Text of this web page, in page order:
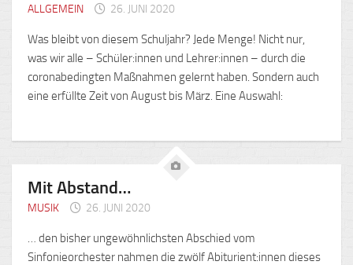
ALLGEMEIN 26. JUNI 2020
Was bleibt von diesem Schuljahr? Jede Menge! Nicht nur,
was wir alle – Schüler:innen und Lehrer:innen – durch die
coronabedingten Maßnahmen gelernt haben. Sondern auch
eine erfüllte Zeit von August bis März. Eine Auswahl:
Mit Abstand…
MUSIK 26. JUNI 2020
… den bisher ungewöhnlichsten Abschied vom
Sinfonieorchester nahmen die zwölf Abiturient:innen dieses